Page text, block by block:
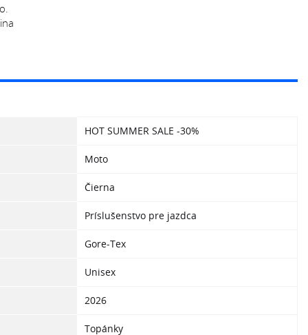
HOT SUMMER SALE -30%
Moto
Čierna
Príslušenstvo pre jazdca
Gore-Tex
Unisex
2026
Topánky